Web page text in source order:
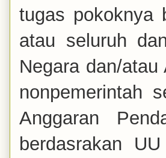
tugas pokoknya
atau seluruh
Negara dan/
nonpemerintah
Anggaran
berdasrakan